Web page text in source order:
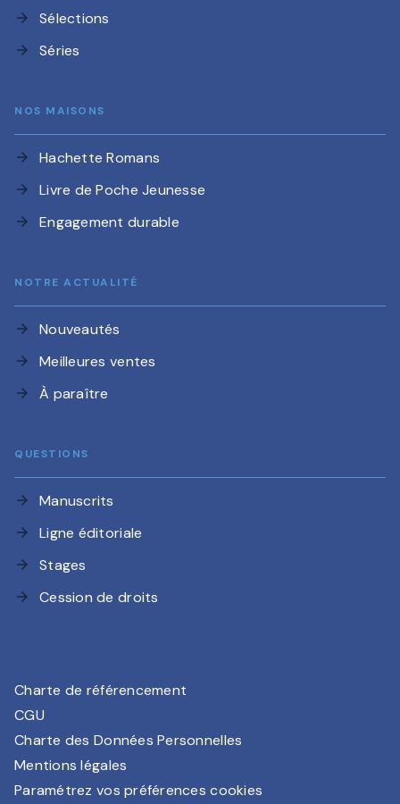
arrow_forward Sélections
arrow_forward Séries
NOS MAISONS
arrow_forward Hachette Romans
arrow_forward Livre de Poche Jeunesse
arrow_forward Engagement durable
NOTRE ACTUALITÉ
arrow_forward Nouveautés
arrow_forward Meilleures ventes
arrow_forward À paraître
QUESTIONS
arrow_forward Manuscrits
arrow_forward Ligne éditoriale
arrow_forward Stages
arrow_forward Cession de droits
Charte de référencement
CGU
Charte des Données Personnelles
Mentions légales
Paramétrez vos préférences cookies